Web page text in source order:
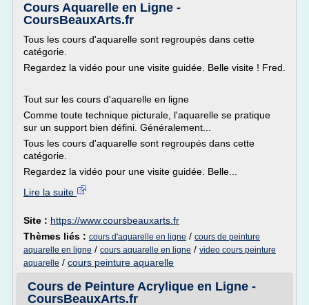
Cours Aquarelle en Ligne -
CoursBeauxArts.fr
Tous les cours d'aquarelle sont regroupés dans cette
catégorie.
Regardez la vidéo pour une visite guidée. Belle visite ! Fred.
Tout sur les cours d'aquarelle en ligne
Comme toute technique picturale, l'aquarelle se pratique
sur un support bien défini. Généralement...
Tous les cours d'aquarelle sont regroupés dans cette
catégorie.
Regardez la vidéo pour une visite guidée. Belle...
Lire la suite
Site : https://www.coursbeauxarts.fr
Thèmes liés : cours d'aquarelle en ligne / cours de peinture
aquarelle en ligne / cours aquarelle en ligne / video cours peinture
aquarelle / cours peinture aquarelle
Cours de Peinture Acrylique en Ligne -
CoursBeauxArts.fr